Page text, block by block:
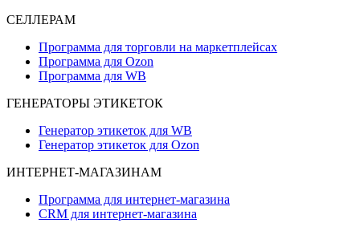
СЕЛЛЕРАМ
Программа для торговли на маркетплейсах
Программа для Ozon
Программа для WB
ГЕНЕРАТОРЫ ЭТИКЕТОК
Генератор этикеток для WB
Генератор этикеток для Ozon
ИНТЕРНЕТ-МАГАЗИНАМ
Программа для интернет-магазина
CRM для интернет-магазина